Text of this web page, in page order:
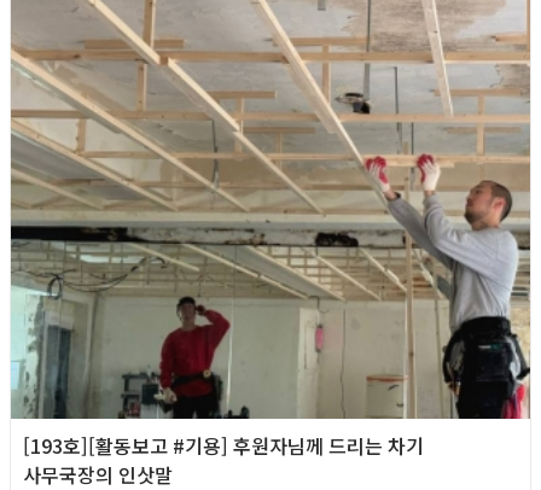
[193호][활동보고 #기용] 후원자님께 드리는 차기
사무국장의 인삿말